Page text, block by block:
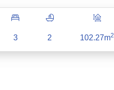
3 2 102.27m2